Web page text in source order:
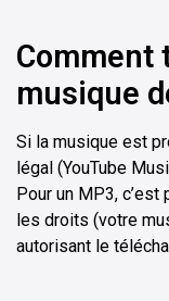
Comment
musique
Si la musique est
légal (YouTube
Pour un MP3,
les droits (votre
autorisant le